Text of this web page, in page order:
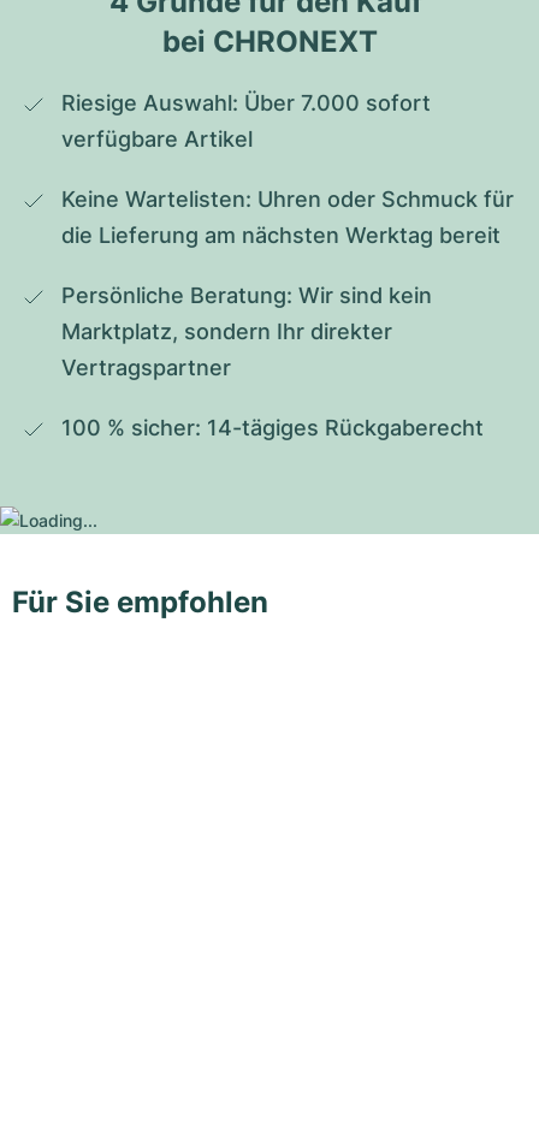
bei CHRONEXT
Riesige Auswahl: Über 7.000 sofort
verfügbare Artikel
Keine Wartelisten: Uhren oder Schmuck für
die Lieferung am nächsten Werktag bereit
Persönliche Beratung: Wir sind kein
Marktplatz, sondern Ihr direkter
Vertragspartner
100 % sicher: 14-tägiges Rückgaberecht
Für Sie empfohlen